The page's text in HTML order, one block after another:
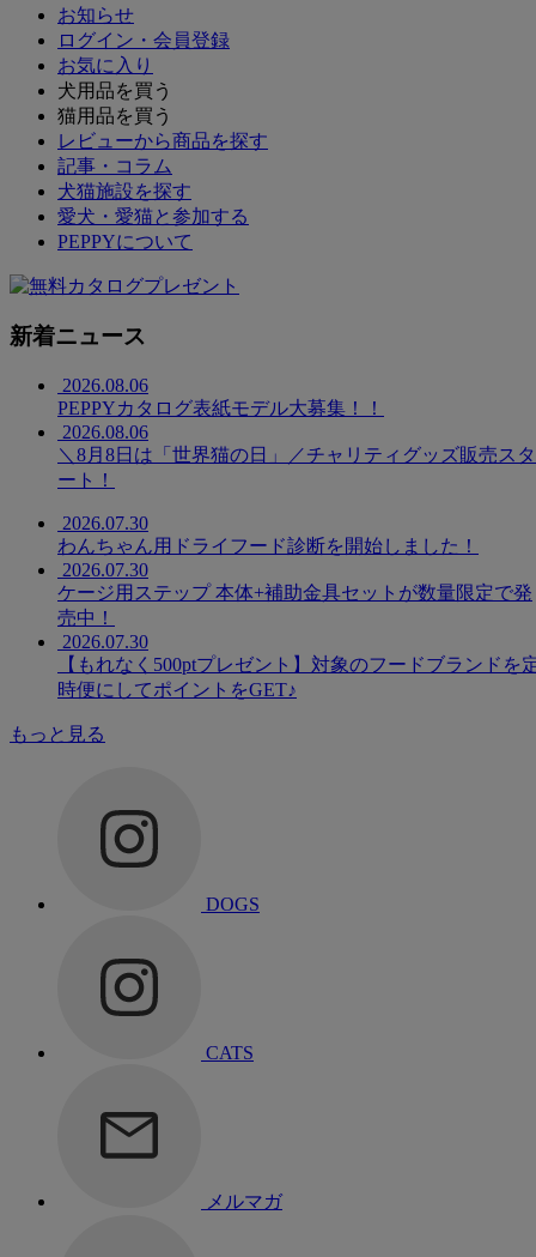
お知らせ
ログイン・会員登録
お気に入り
犬用品を買う
猫用品を買う
レビューから商品を探す
記事・コラム
犬猫施設を探す
愛犬・愛猫と参加する
PEPPYについて
新着ニュース
2026.08.06
PEPPYカタログ表紙モデル大募集！！
2026.08.06
＼8月8日は「世界猫の日」／チャリティグッズ販売スタ
ート！
2026.07.30
わんちゃん用ドライフード診断を開始しました！
2026.07.30
ケージ用ステップ 本体+補助金具セットが数量限定で発
売中！
2026.07.30
【もれなく500ptプレゼント】対象のフードブランドを
時便にしてポイントをGET♪
もっと見る
DOGS
CATS
メルマガ